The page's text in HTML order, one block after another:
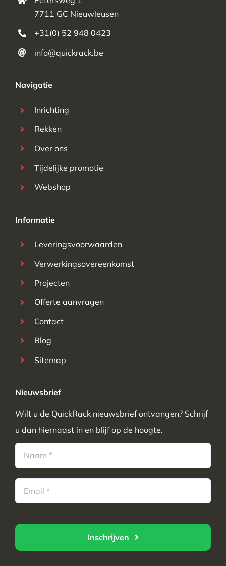
7711 GC Nieuwleusen
+31(0) 52 948 0423
info@quickrack.be
Navigatie
Inrichting
Rekken
Over ons
Tijdelijke promotie
Webshop
Informatie
Leveringsvoorwaarden
Verwerkingsovereenkomst
Projecten
Offerte aanvragen
Contact
Blog
Sitemap
Nieuwsbrief
Wilt u de QuickRack nieuwsbrief ontvangen? Schrijf
u dan hiernaast in en blijf op de hoogte.
Inschrijven